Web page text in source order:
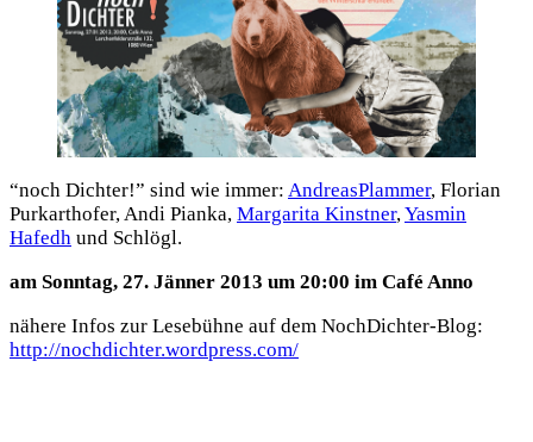
“noch Dich­ter!” sind wie immer: Andre­as­Plam­mer, Flo­ri­an
Pur­kar­tho­fer, Andi Pian­ka, Mar­ga­ri­ta Kinst­ner,Yas­min
Hafedh und Schlögl.
am Sonn­tag, 27. Jän­ner 2013 um 20:00 im Café Anno
nähe­re Infos zur Lese­büh­ne auf dem Noch­Dich­ter-Blog:
http://nochdichter.wordpress.com/